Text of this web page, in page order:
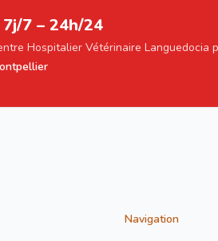
7 – 24h/24
Hospitalier Vétérinaire Languedocia
Navigation